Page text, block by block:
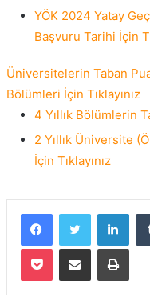
YÖK 2024 Yatay
Başvuru Tarihi İçin
Üniversitelerin Taban
Bölümleri İçin Tıklayınız
4 Yıllık Bölümlerin
2 Yıllık Üniversite
İçin Tıklayınız
FacebookTwitter
Pocket E-Posta ile paylaş